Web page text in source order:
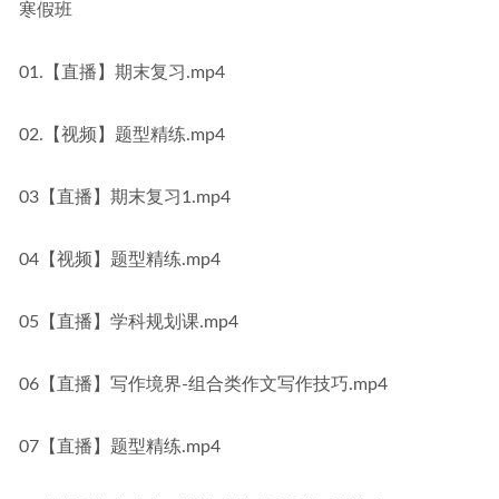
寒假班
01.【直播】期末复习.mp4
02.【视频】题型精练.mp4
03【直播】期末复习1.mp4
04【视频】题型精练.mp4
05【直播】学科规划课.mp4
06【直播】写作境界-组合类作文写作技巧.mp4
07【直播】题型精练.mp4